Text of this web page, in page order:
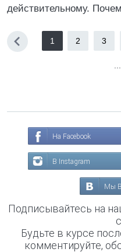
действительному.
1 2 3
На Facebook
В Instagram
Мы
Подписывайтесь на
Будьте в курсе
комментируйте,